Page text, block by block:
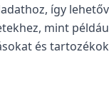
így
mint
és